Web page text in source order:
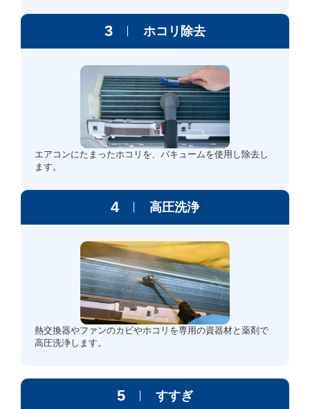
3 ホコリ除去
エアコンにたまったホコリを、バキュームを使用し除去し
ます。
4 高圧洗浄
熱交換器やファンのカビやホコリを専用の資器材と薬剤で
高圧洗浄します。
5 すすぎ